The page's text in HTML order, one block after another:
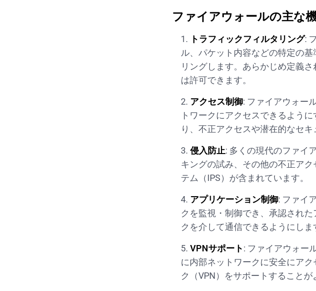
ファイアウォールの主な
トラフィックフィルタリング:
ル、パケット内容などの特定の
リングします。あらかじめ定義
は許可できます。
アクセス制御: ファイアウォー
トワークにアクセスできるよう
り、不正アクセスや潜在的なセキ
侵入防止: 多くの現代のファイ
キングの試み、その他の不正ア
テム（IPS）が含まれています。
アプリケーション制御: ファイ
クを監視・制御でき、承認され
クを介して通信できるようにしま
VPNサポート: ファイアウォー
に内部ネットワークに安全にア
ク（VPN）をサポートすることが